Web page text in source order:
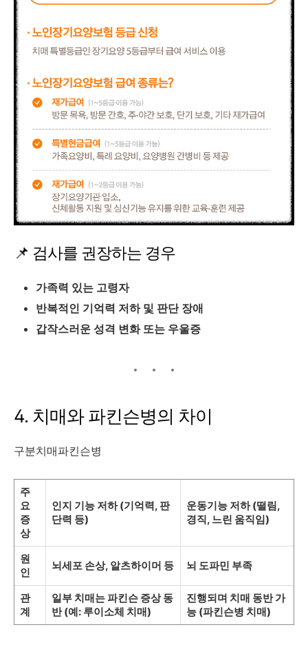
📌 검사를 권장하는 경우
가족력 있는 고령자
반복적인 기억력 저하 및 판단 장애
갑작스러운 성격 변화 또는 우울증
4. 치매와 파킨슨병의 차이
구분치매파킨슨병
주
요
증
상
인지 기능 저하 (기억력, 판
단력 등)
운동기능 저하 (떨림,
경직, 느린 움직임)
원
인
뇌세포 손상, 알츠하이머 등 뇌 도파민 부족
관
계
일부 치매는 파킨슨 증상 동
반 (예: 루이소체 치매)
진행되며 치매 동반 가
능 (파킨슨병 치매)